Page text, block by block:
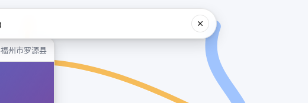
福州市罗源县